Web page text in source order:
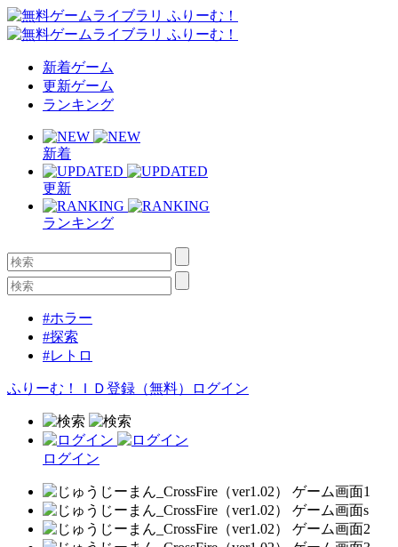
新着ゲーム
更新ゲーム
ランキング
新着
更新
ランキング
#ホラー
#探索
#レトロ
ふりーむ！ＩＤ登録（無料） ログイン
ログイン